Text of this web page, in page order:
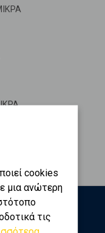
cookies
μια ανώτερη
τις